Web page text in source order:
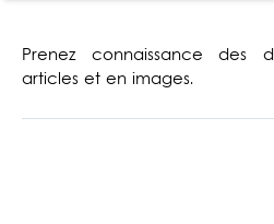
Prenez connaissance des
articles et en images.